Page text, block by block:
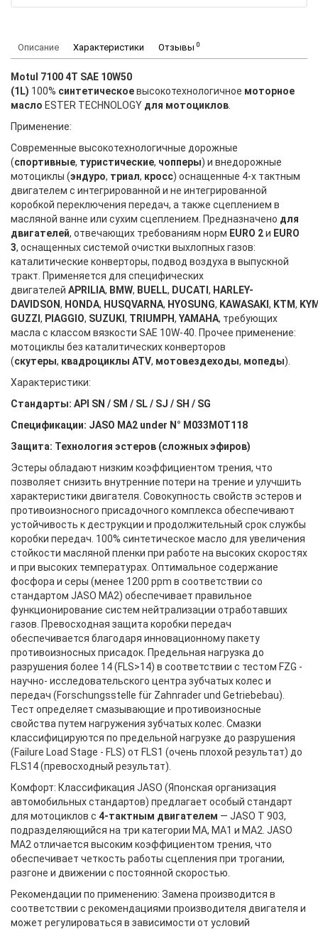
Описание Характеристики Отзывы 0
Motul 7100 4T SAE 10W50
(1L) 100% синтетическоевысокотехнологичное моторное
масло ESTER TECHNOLOGY для мотоциклов
Применение:
Современные высокотехнологичные дорожные
(спортивные, туристические, чопперы) и внедорожные
мотоциклы (эндуро, триал, кросс) оснащенные 4-х тактным
двигателем с интегрированной и не интегрированной
коробкой переключения передач, а также сцеплением в
масляной ванне или сухим сцеплением. Предназначено для
двигателей, отвечающих требованиям норм EURO 2и EURO
3, оснащенных системой очистки выхлопных газов:
каталитические конверторы, подвод воздуха в выпускной
тракт. Применяется для специфических
двигателей APRILIA, BMW, BUELL, DUCATI , HARLEY-
DAVIDSON, HONDA, HUSQVARNA, HYOSUNG, KAWASAKI , KTM,
GUZZI , PIAGGIO, SUZUKI , TRIUMPH, YAMAHA, требующих
масла с классом вязкости SAE 10W-40. Прочее применение:
мотоциклы без каталитических конверторов
(скутеры, квадроциклы ATV, мотовездеходы, мопеды).
Характеристики:
Стандарты: API SN / SM / SL / SJ / SH / SG
Спецификации: JASO MA2 under N° M033MOT118
Защита: Технология эстеров (сложных эфиров)
Эстеры обладают низким коэффициентом трения, что
позволяет снизить внутренние потери на трение и улучшить
характеристики двигателя. Совокупность свойств эстеров и
противоизносного присадочного комплекса обеспечивают
устойчивость к деструкции и продолжительный срок службы
коробки передач. 100% синтетическое масло для увеличения
стойкости масляной пленки при работе на высоких скоростях
и при высоких температурах. Оптимальное содержание
фосфора и серы (менее 1200 ppm в соответствии со
стандартом JASO MA2) обеспечивает правильное
функционирование систем нейтрализации отработавших
газов. Превосходная защита коробки передач
обеспечивается благодаря инновационному пакету
противоизносных присадок. Предельная нагрузка до
разрушения более 14 (FLS>14) в соответствии с тестом FZG -
научно- исследовательского центра зубчатых колес и
передач (Forschungsstelle für Zahnrader und Getriebebau).
Тест определяет смазывающие и противоизносные
свойства путем нагружения зубчатых колес. Смазки
классифицируются по предельной нагрузке до разрушения
(Failure Load Stage - FLS) от FLS1 (очень плохой результат) до
FLS14 (превосходный результат).
Комфорт: Классификация JASO (Японская организация
автомобильных стандартов) предлагает особый стандарт
для мотоциклов с 4-тактным двигателем — JASO T 903,
подразделяющийся на три категории MA, MA1 и MA2. JASO
MA2 отличается высоким коэффициентом трения, что
обеспечивает четкость работы сцепления при трогании,
разгоне и движении с постоянной скоростью.
Рекомендации по применению: Замена производится в
соответствии с рекомендациями производителя двигателя и
может регулироваться в зависимости от условий